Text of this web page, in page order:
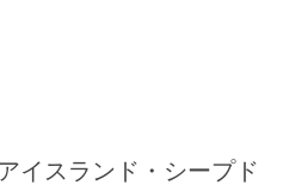
イスランド・シープド